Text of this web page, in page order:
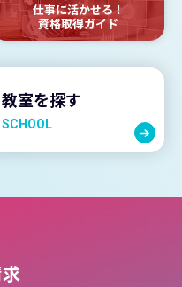
仕事に活かせる！
資格取得ガイド
教室を探す
SCHOOL